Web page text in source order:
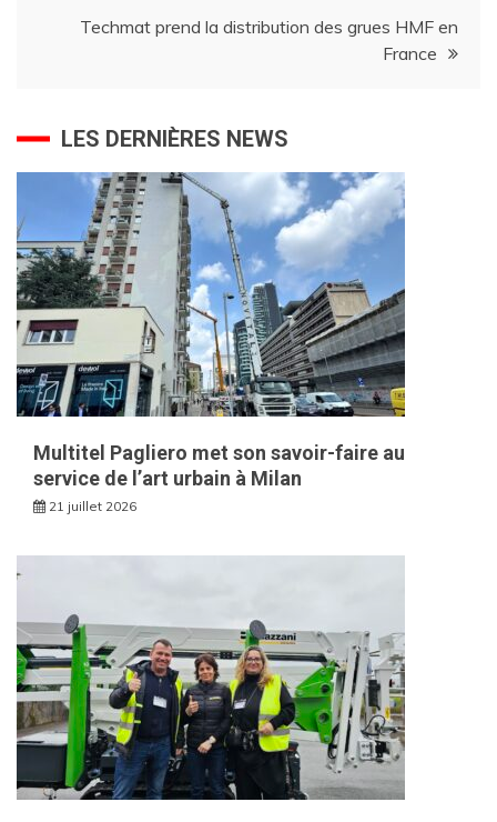
Techmat prend la distribution des grues HMF en
France
LES DERNIÈRES NEWS
Multitel Pagliero met son savoir-faire au
service de l’art urbain à Milan
21 juillet 2026